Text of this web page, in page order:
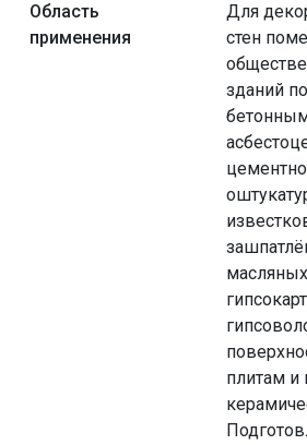
Область
применения
Для
стен
зданий
плитам и